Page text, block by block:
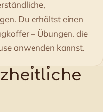
Du erhältst einen
– Übungen, die
anwenden kannst.
ıtlıche